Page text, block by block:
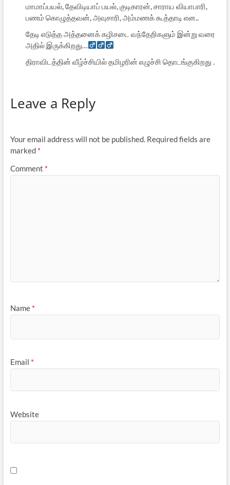
மாமாப்பயல், தேவிடியாப் பயல், குடிகாரன், சாராய வியாபாரி,
பணம் கொழுத்தவன், அவுசாரி, அம்மணக் கூத்தாடி என..
தேடி எடுத்த அத்தனைக் கழிசடை வந்தேறிகளும் இன்று வரை
அதில் இருக்கிறது…‍
திராவிடத்தின் வீழ்ச்சியில் தமிழரின் எழுச்சி தொடங்குகிறது .
Leave a Reply
Your email address will not be published. Required fields are
marked *
Comment *
Name *
Email *
Website